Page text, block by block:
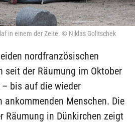
in einem der Zelte. © Niklas Golitschek
nordfranzösischen
seit der Räumung im Oktober
bis auf die wieder
ankommenden Menschen. Die
Räumung in Dünkirchen zeigt